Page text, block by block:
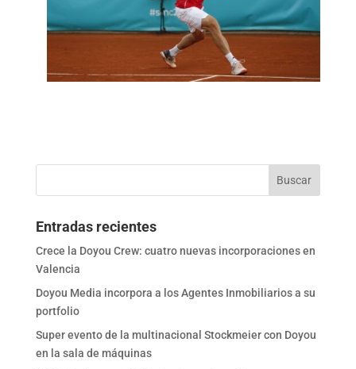
Entradas recientes
Crece la Doyou Crew: cuatro nuevas incorporaciones en
Valencia
Doyou Media incorpora a los Agentes Inmobiliarios a su
portfolio
Super evento de la multinacional Stockmeier con Doyou
en la sala de máquinas